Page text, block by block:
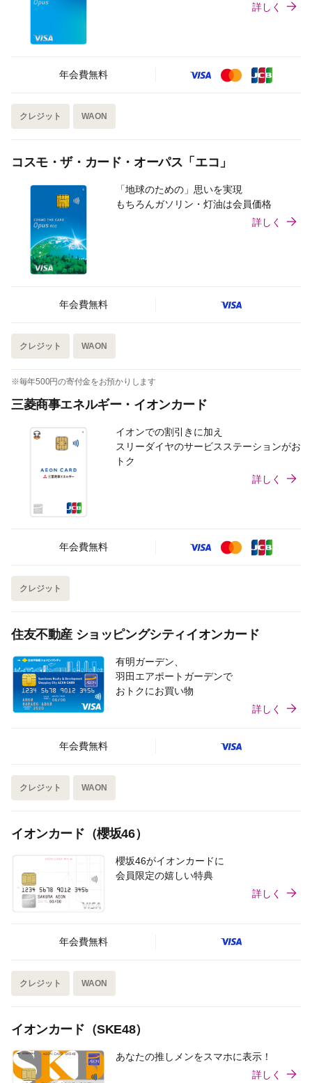
詳しく
年会費無料
クレジット WAON
コスモ・ザ・カード・オーパス「エコ」
「地球のための」思いを実現
もちろんガソリン・灯油は会員価格
詳しく
年会費無料
クレジット WAON
※毎年500円の寄付金をお預かりします
三菱商事エネルギー・イオンカード
イオンでの割引きに加え
スリーダイヤのサービスステーションがお
トク
詳しく
年会費無料
クレジット
住友不動産 ショッピングシティイオンカード
有明ガーデン、
羽田エアポートガーデンで
おトクにお買い物
詳しく
年会費無料
クレジット WAON
イオンカード（櫻坂46）
櫻坂46がイオンカードに
会員限定の嬉しい特典
詳しく
年会費無料
クレジット WAON
イオンカード（SKE48）
あなたの推しメンをスマホに表示！
詳しく